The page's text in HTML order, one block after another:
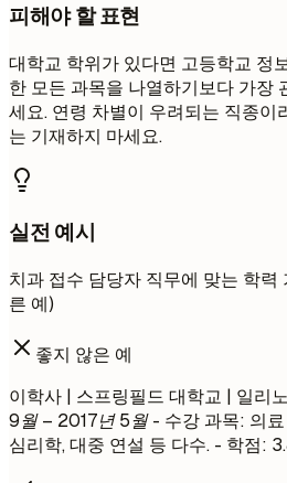
피해야 할 표현
대학교 학위가 있다면 고등학교 정
한 모든 과목을 나열하기보다 가장
세요. 연령 차별이 우려되는 직종이
는 기재하지 마세요.
실전 예시
치과 접수 담당자 직무에 맞는 학
른 예)
좋지 않은 예
이학사 | 스프링필드 대학교 | 일리
9월 – 2017년 5월- 수강 과목: 의료
심리학, 대중 연설 등 다수. - 학점: